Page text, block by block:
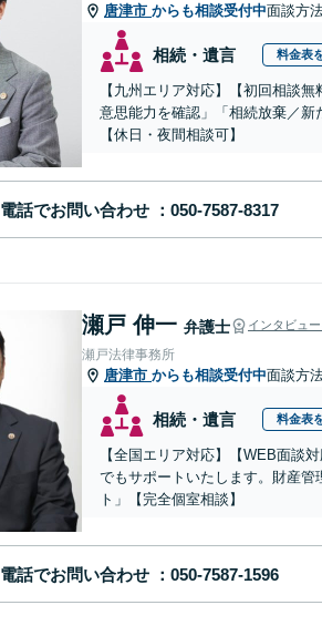
唐津市 からも相談受付中面談方
相続・遺言 料金表
【九州エリア対応】【初回相談
意思能力を確認」「相続放棄／新
【休日・夜間相談可】
電話でお問い合わせ
瀬戸 伸一 弁護士 インタビュ
瀬戸法律事務所
唐津市 からも相談受付中面談方
相続・遺言 料金表
【全国エリア対応】【WEB面談
でもサポートいたします。財産
ト」【完全個室相談】
電話でお問い合わせ